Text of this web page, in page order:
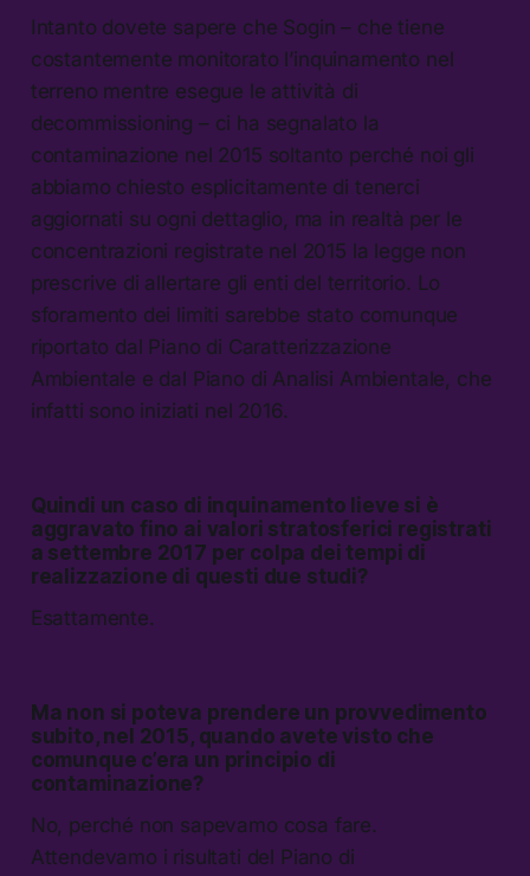
Intanto dovete sapere che Sogin – che tiene
costantemente monitorato l’inquinamento nel
terreno mentre esegue le attività di
decommissioning – ci ha segnalato la
contaminazione nel 2015 soltanto perché noi gli
abbiamo chiesto esplicitamente di tenerci
aggiornati su ogni dettaglio, ma in realtà per le
concentrazioni registrate nel 2015 la legge non
prescrive di allertare gli enti del territorio. Lo
sforamento dei limiti sarebbe stato comunque
riportato dal Piano di Caratterizzazione
Ambientale e dal Piano di Analisi Ambientale, che
infatti sono iniziati nel 2016.
Quindi un caso di inquinamento lieve si è
aggravato fino ai valori stratosferici registrati
a settembre 2017 per colpa dei tempi di
realizzazione di questi due studi?
Esattamente.
Ma non si poteva prendere un provvedimento
subito, nel 2015, quando avete visto che
comunque c’era un principio di
contaminazione?
No, perché non sapevamo cosa fare.
Attendevamo i risultati del Piano di